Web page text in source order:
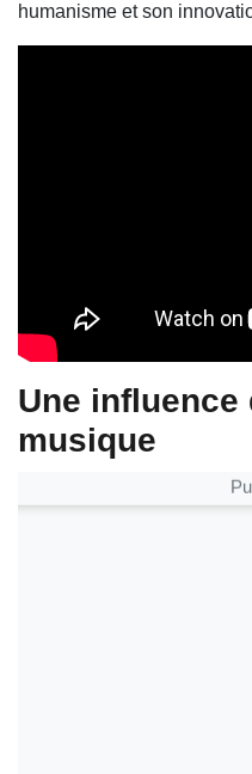
humanisme et son
Une influence
musique